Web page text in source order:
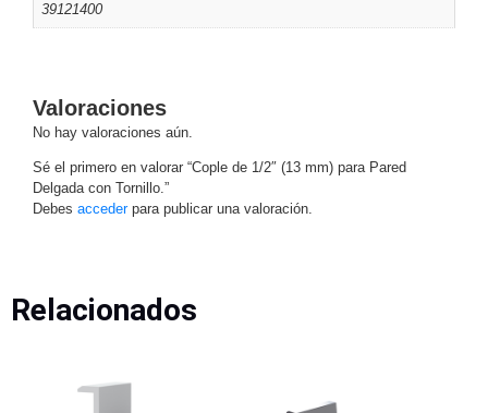
Cámaras
/ AHD /
HD-TVI
Ambientes
Salinos AntiexplosiónBalaDomo
/ Eyeball /
PinholePTZVideograbadoras
TVI / AHD
39121400
Valoraciones
No hay valoraciones aún.
Sé el primero en valorar “Cople de 1/2″ (13 mm) para Pared
Delgada con Tornillo.”
Debes accederpara publicar una valoración.
Relacionados